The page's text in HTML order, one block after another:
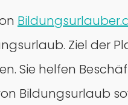
Ziel der
Sie helfen
Bildungsurlaub